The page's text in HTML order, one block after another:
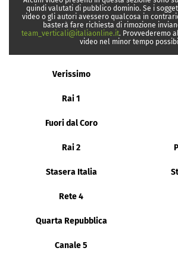
quindi valutati di pubblico dominio. Se i
video o gli autori avessero qualcosa in
basterà fare richiesta di rimozione
team_verticali@italiaonline.it. Provvederemo
video nel minor tempo
Verissimo
Rai 1
Fuori dal Coro
Rai 2
Stasera Italia
Rete 4
Quarta Repubblica
Canale 5